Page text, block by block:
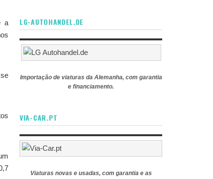
a
LG-AUTOHANDEL.DE
Importação de viaturas da Alemanha, com garantia
e financiamento.
VIA-CAR.PT
Viaturas novas e usadas, com garantia e as